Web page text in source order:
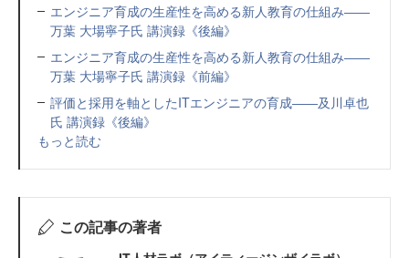
エンジニア育成の生産性を高める新人教育の仕組み――
万葉 大場寧子氏 講演録《後編》
エンジニア育成の生産性を高める新人教育の仕組み――
万葉 大場寧子氏 講演録《前編》
評価と採用を軸としたITエンジニアの育成――及川卓也
氏 講演録《後編》
もっと読む
この記事の著者